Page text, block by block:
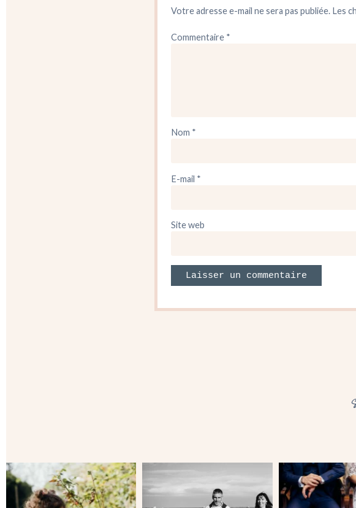
Votre adresse e-mail ne sera pas publiée. Les
Commentaire *
Nom *
E-mail *
Site web